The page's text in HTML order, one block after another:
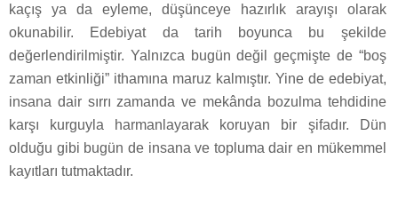
kaçış ya da eyleme, düşünceye hazırlık arayışı olarak
okunabilir. Edebiyat da tarih boyunca bu şekilde
değerlendirilmiştir. Yalnızca bugün değil geçmişte de “boş
zaman etkinliği” ithamına maruz kalmıştır. Yine de edebiyat,
insana dair sırrı zamanda ve mekânda bozulma tehdidine
karşı kurguyla harmanlayarak koruyan bir şifadır. Dün
olduğu gibi bugün de insana ve topluma dair en mükemmel
kayıtları tutmaktadır.